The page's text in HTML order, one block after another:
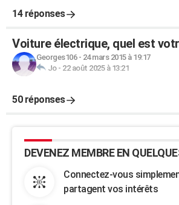
14 réponses
Voiture électrique, quel est
Georges106- 24 mars 2015 à 19:17
Jo- 22 août 2025 à 13:21
50 réponses
DEVENEZ MEMBRE EN
Connectez-vous
partagent vos intérêts